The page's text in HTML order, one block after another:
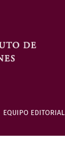
EQUIPO EDITORIAL